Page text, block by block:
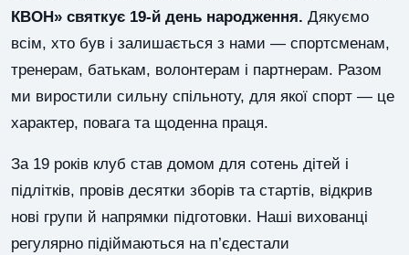
КВОН» святкує 19-й день народження. Дякуємо
всім, хто був і залишається з нами — спортсменам,
тренерам, батькам, волонтерам і партнерам. Разом
ми виростили сильну спільноту, для якої спорт — це
характер, повага та щоденна праця.
За 19 років клуб став домом для сотень дітей і
підлітків, провів десятки зборів та стартів, відкрив
нові групи й напрямки підготовки. Наші вихованці
регулярно підіймаються на п’єдестали